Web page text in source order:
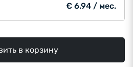
€ 6.94 / мес.
в корзину